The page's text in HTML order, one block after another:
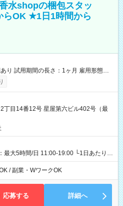
水shopの梱包スタッ
OK ★1日1時間から
あり 試用期間の長さ：1ヶ月 雇用形態、
す。
丁目14番12号 星屋第六ビル402号（最
最大5時間/日 11:00-19:00 └1日あたりの
記の時間帯内であれば、いつでも勤務可
で、お好きな曜日でご勤務いただけま
、自由な働き方が可能なお仕事です！
/ 副業・WワークOK
応募する 詳細へ